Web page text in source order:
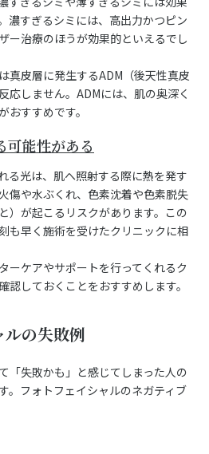
濃すぎるシミには、高出力かつピン
ー治療のほうが効果的といえるでし
真皮層に発生するADM（後天性真皮
応しません。ADMには、肌の奥深く
おすすめです。
可能性がある
る光は、肌へ照射する際に熱を発す
傷や水ぶくれ、色素沈着や色素脱失
）が起こるリスクがあります。この
も早く施術を受けたクリニックに相
ーケアやサポートを行ってくれるク
認しておくことをおすすめします。
ルの失敗例
「失敗かも」と感じてしまった人の
。フォトフェイシャルのネガティブ